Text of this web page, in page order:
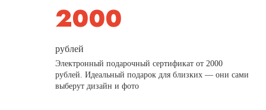
рублей
Электронный подарочный сертификат от 2000
рублей. Идеальный подарок для близких — они сами
выберут дизайн и фото